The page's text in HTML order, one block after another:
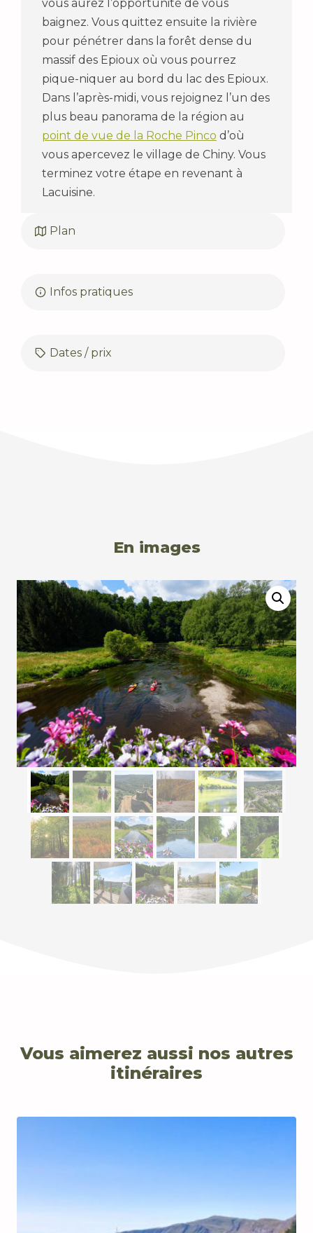
vous aurez l’opportunité de vous
baignez. Vous quittez ensuite la rivière
pour pénétrer dans la forêt dense du
massif des Epioux où vous pourrez
pique-niquer au bord du lac des Epioux.
Dans l’après-midi, vous rejoignez l’un des
plus beau panorama de la région au
point de vue de la Roche Pinco d’où
vous apercevez le village de Chiny. Vous
terminez votre étape en revenant à
Lacuisine.
Plan
Infos pratiques
Dates / prix
En images
Vous aimerez aussi nos autres
itinéraires